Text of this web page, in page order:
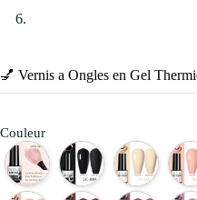
💅 Vernis a Ongles en Gel
Couleur